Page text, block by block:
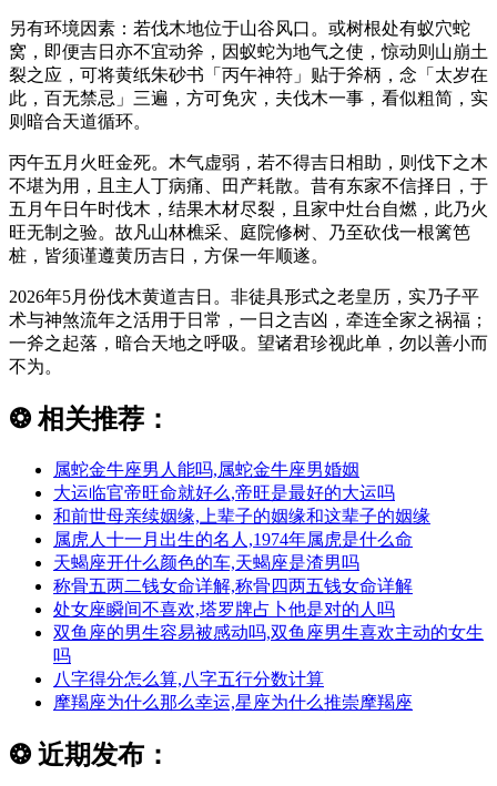
另有环境因素：若伐木地位于山谷风口。或树根处有蚁穴蛇
窝，即便吉日亦不宜动斧，因蚁蛇为地气之使，惊动则山崩土
裂之应，可将黄纸朱砂书「丙午神符」贴于斧柄，念「太岁在
此，百无禁忌」三遍，方可免灾，夫伐木一事，看似粗简，实
则暗合天道循环。
丙午五月火旺金死。木气虚弱，若不得吉日相助，则伐下之木
不堪为用，且主人丁病痛、田产耗散。昔有东家不信择日，于
五月午日午时伐木，结果木材尽裂，且家中灶台自燃，此乃火
旺无制之验。故凡山林樵采、庭院修树、乃至砍伐一根篱笆
桩，皆须谨遵黄历吉日，方保一年顺遂。
2026年5月份伐木黄道吉日。非徒具形式之老皇历，实乃子平
术与神煞流年之活用于日常，一日之吉凶，牵连全家之祸福；
一斧之起落，暗合天地之呼吸。望诸君珍视此单，勿以善小而
不为。
❂ 相关推荐：
属蛇金牛座男人能吗,属蛇金牛座男婚姻
大运临官帝旺命就好么,帝旺是最好的大运吗
和前世母亲续姻缘,上辈子的姻缘和这辈子的姻缘
属虎人十一月出生的名人,1974年属虎是什么命
天蝎座开什么颜色的车,天蝎座是渣男吗
称骨五两二钱女命详解,称骨四两五钱女命详解
处女座瞬间不喜欢,塔罗牌占卜他是对的人吗
双鱼座的男生容易被感动吗,双鱼座男生喜欢主动的女生
吗
八字得分怎么算,八字五行分数计算
摩羯座为什么那么幸运,星座为什么推崇摩羯座
❂ 近期发布：